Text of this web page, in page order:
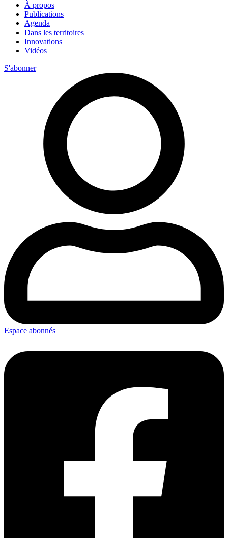
À propos
Publications
Agenda
Dans les territoires
Innovations
Vidéos
S'abonner
Espace abonnés